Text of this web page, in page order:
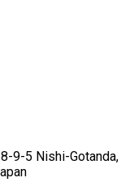
8-9-5 Nishi-Gotanda,